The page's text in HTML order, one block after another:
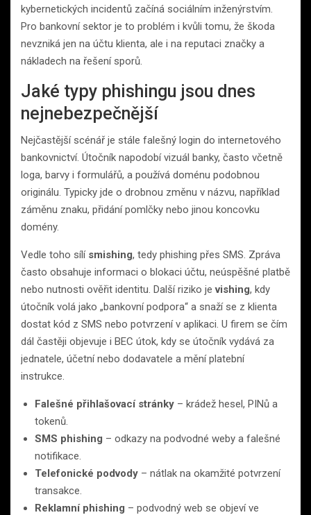
kybernetických incidentů začíná sociálním inženýrstvím.
Pro bankovní sektor je to problém i kvůli tomu, že škoda
nevzniká jen na účtu klienta, ale i na reputaci značky a
nákladech na řešení sporů.
Jaké typy phishingu jsou dnes
nejnebezpečnější
Nejčastější scénář je stále falešný login do internetového
bankovnictví. Útočník napodobí vizuál banky, často včetně
loga, barvy i formulářů, a používá doménu podobnou
originálu. Typicky jde o drobnou změnu v názvu, například
záměnu znaku, přidání pomlčky nebo jinou koncovku
domény.
Vedle toho sílí smishing, tedy phishing přes SMS. Zpráva
často obsahuje informaci o blokaci účtu, neúspěšné platbě
nebo nutnosti ověřit identitu. Další riziko jevishing, kdy
útočník volá jako „bankovní podpora“ a snaží se z klienta
dostat kód z SMS nebo potvrzení v aplikaci. U firem se čím
dál častěji objevuje i BEC útok, kdy se útočník vydává za
jednatele, účetní nebo dodavatele a mění platební
instrukce.
Falešné přihlašovací stránky – krádež hesel, PINů a
tokenů.
SMS phishing – odkazy na podvodné weby a falešné
notifikace.
Telefonické podvody – nátlak na okamžité potvrzení
transakce.
Reklamní phishing – podvodný web se objeví ve